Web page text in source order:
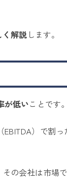
く解説します。
が低いことです。
）で割
の会社は市場